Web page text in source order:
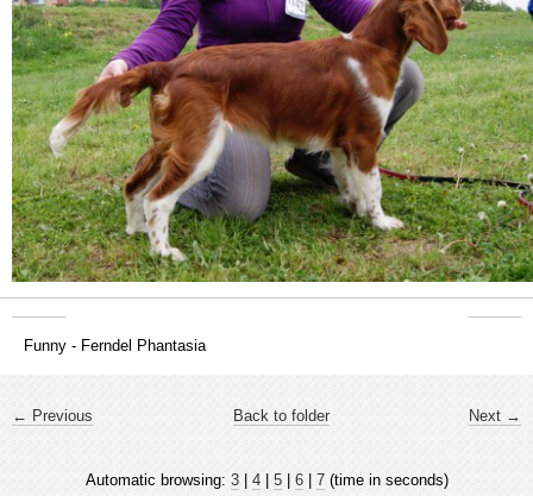
Funny - Ferndel Phantasia
← Previous Next →
Back to folder
Automatic browsing: 3| 4| 5| 6| 7(time in seconds)